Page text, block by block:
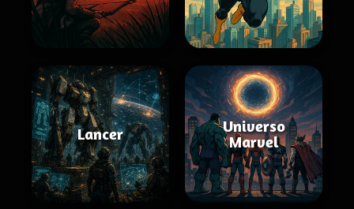
Lancer
Universo
Marvel